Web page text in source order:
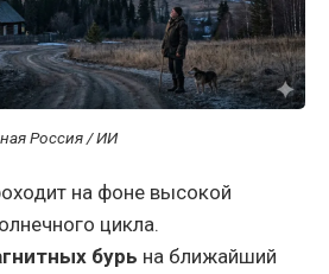
Россия / ИИ
на фоне высокой
цикла.
бурь на ближайший